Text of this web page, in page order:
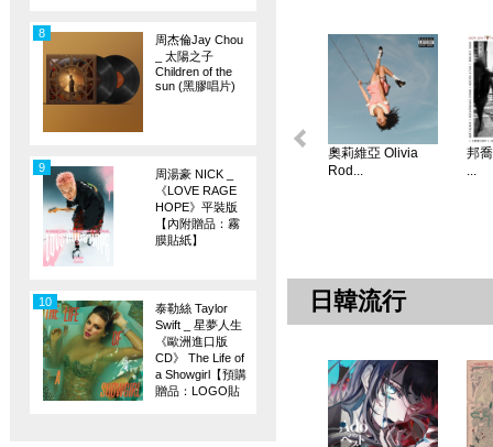
周杰倫Jay Chou
_ 太陽之子
Children of the
sun (黑膠唱片)
8
周湯豪 NICK _
《LOVE RAGE
HOPE》平裝版
【內附贈品：霧
膜貼紙】
9
泰勒絲 Taylor
Swift _ 星夢人生
《歐洲進口版
CD》 The Life of
a Showgirl【預購
贈品：LOGO貼
10
奧莉維亞 Olivia
Rod...
邦
...
日韓流行